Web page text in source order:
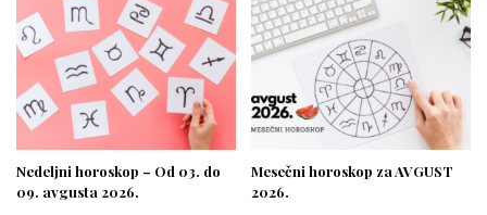
Nedeljni horoskop – Od 03. do
09. avgusta 2026.
Mesečni horoskop za AVGUST
2026.